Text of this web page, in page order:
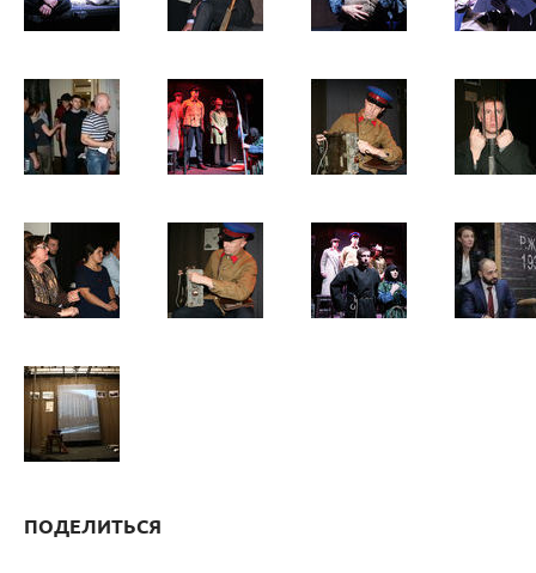
ПОДЕЛИТЬСЯ